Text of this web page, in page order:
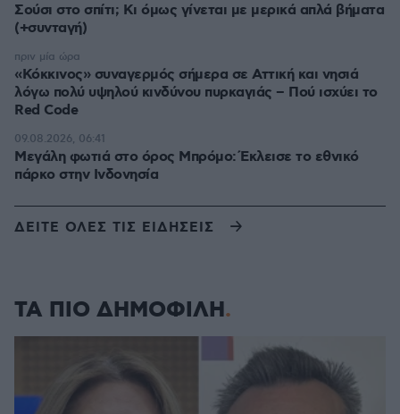
Σούσι στο σπίτι; Κι όμως γίνεται με μερικά απλά βήματα
(+συνταγή)
«Κόκκινος» συναγερμός σήμερα σε Αττική και νησιά
λόγω πολύ υψηλού κινδύνου πυρκαγιάς – Πού ισχύει το
Red Code
πριν μία ώρα
Μεγάλη φωτιά στο όρος Μπρόμο: Έκλεισε το εθνικό
πάρκο στην Ινδονησία
09.08.2026, 06:41
ΔΕΙΤΕ ΟΛΕΣ ΤΙΣ ΕΙΔΗΣΕΙΣ
ΤΑ ΠΙΟ ΔΗΜΟΦΙΛΗ